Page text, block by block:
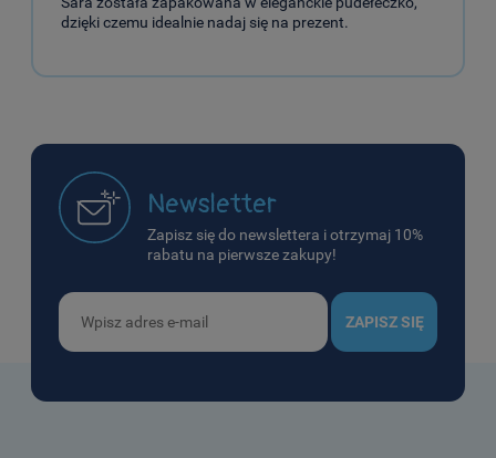
dzięki czemu idealnie nadaj się na prezent.
Newsletter
Zapisz się do newslettera i otrzymaj 10%
rabatu na pierwsze zakupy!
ZAPISZ SIĘ